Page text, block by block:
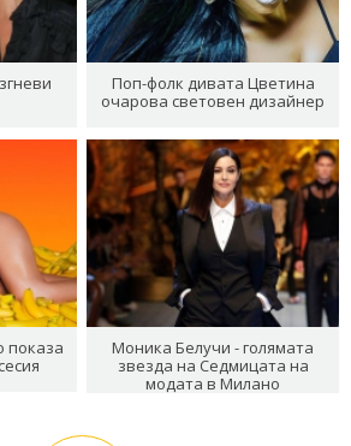
Поп-фолк дивата Цветина
очарова световен дизайнер
показа
Моника Белучи - голямата
звезда на Седмицата на
модата в Милано